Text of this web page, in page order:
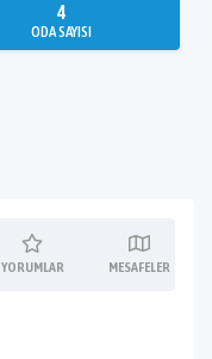
4
ODA SAYISI
YORUMLAR MESAFELER